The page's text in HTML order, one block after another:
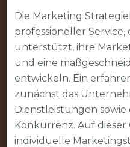
Die Marketing
professioneller
unterstützt, ihre
und eine
entwickeln. Ein
zunächst das
Dienstleistungen
Konkurrenz. Auf
individuelle